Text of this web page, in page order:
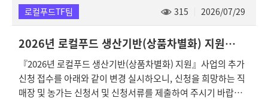
중심 - 전국 또는 광역 농업 발전에 기여가 클 것으로 예상되는
과제 ❍ 기술수요 활용 : 전문가 검토 등을 거쳐 2027년 현장접
목기술 고도화 지원 사업 기획 시 활용 예정 3. 행정사항 ❍ 응모
된 과제는 검토 이외에는 사용하지 않으며, 제출된 기술수요서
는 반환하지 않음. ❍ 기술수요시 과제명은 구체적 현장적용내
용을 명시하여야 하며, 사업성격에 부합되지 않은 과제는 검토
에서 제외할 수 있음.
일정에 따라 변동 가능 ○ 채용인원 : 총 1명 ※ 근무지: 미래농
업시험포장 - 파평면 덕천리 481번지 일원(대중교통 불편지역
으로 자차이동 권장) 2. 공고 및 원서접수 ○ 제출서류 - 응시원
서 및 자기소개서, 개인정보활용동의서(첨부서식) - 자격증명서
류 등(해당자) ○ 접수기간 : '26. 7. 30.(목) ~ 8. 12.(수) 18시까
지 ○ 제출방법 : 방문접수 또는 이메일 접수 (접수처 : 파주시농
업기술센터 농업교육과학관 2층 기술보급과 연구개발팀 / grac
로컬푸드TF팀 315 2026/07/29
2026년 로컬푸드 생산기반(상품차별화) 지원 사업 추가 신청 접수 안내(지침 변경 및 신청기한 연장)
『2026년 로컬푸드 생산기반(상품차별화) 지원』사업의 추가
신청 접수를 아래와 같이 변경 실시하오니, 신청을 희망하는 직
매장 및 농가는 신청서 및 신청서류를 제출하여 주시기 바랍니